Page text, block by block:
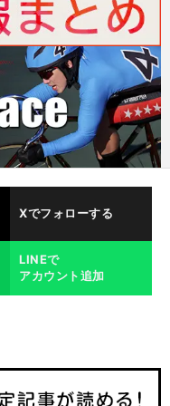
Xでフォローする
LINEで
アカウント追加